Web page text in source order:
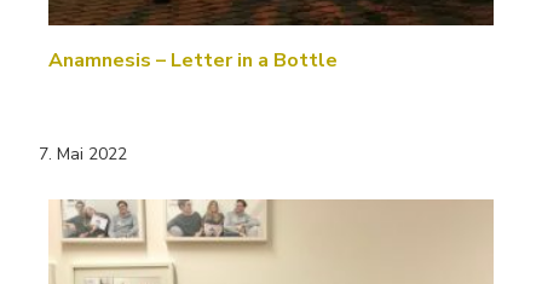
Anamnesis – Letter in a Bottle
7. Mai 2022